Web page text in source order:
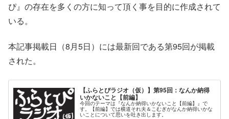
ぴ』の存在を多くの方に知って頂く事を目的に作成されて
いる。
本記事掲載日（8月5日）には最新回である第95回が掲載
された。
【ふらとぴラジオ（仮）】第95回：なんか納得
いかないこと【前編】
今回のテーマは『なんか納得いかないこと【前編】』で
す。【前編】では横道それ夫＆こむぎがなんか納得いかな
いことについて思いを吐き出します。